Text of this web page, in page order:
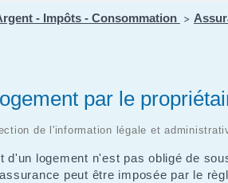
- Impôts - Consommation >
par le
de l'information légale et
d'un logement n'est pas obligé de
peut être imposée par le